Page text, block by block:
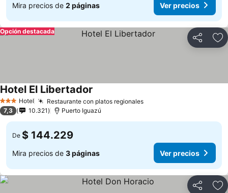
Mira precios de 2 páginas Ver precios
Compartir
Opción destacada
3 Estrellas
Hotel Restaurante con platos regionalesVer precios
Hotel El Libertador
7,3 10.321 Puerto Iguazú
De $ 144.229
Mira precios de 3 páginas Ver precios
Compartir